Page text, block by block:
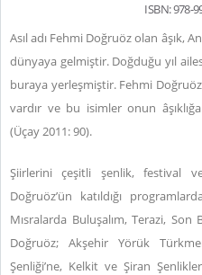
ISBN: 978-
Asıl adı Fehmi Doğruöz olan âşık,
dünyaya gelmiştir. Doğduğu yıl
buraya yerleşmiştir. Fehmi
vardır ve bu isimler onun
(Üçay 2011: 90).
Şiirlerini çeşitli şenlik, festival
Doğruöz’ün katıldığı
Mısralarda Buluşalım, Terazi, Son
Doğruöz; Akşehir Yörük
Şenliği’ne, Kelkit ve Şiran